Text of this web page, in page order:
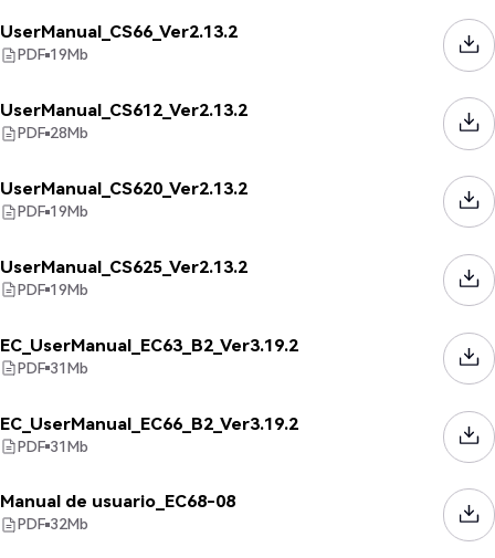
UserManual_CS66_Ver2.13.2
PDF 19Mb
UserManual_CS612_Ver2.13.2
PDF 28Mb
UserManual_CS620_Ver2.13.2
PDF 19Mb
UserManual_CS625_Ver2.13.2
PDF 19Mb
EC_UserManual_EC63_B2_Ver3.19.2
PDF 31Mb
EC_UserManual_EC66_B2_Ver3.19.2
PDF 31Mb
Manual de usuario_EC68-08
PDF 32Mb